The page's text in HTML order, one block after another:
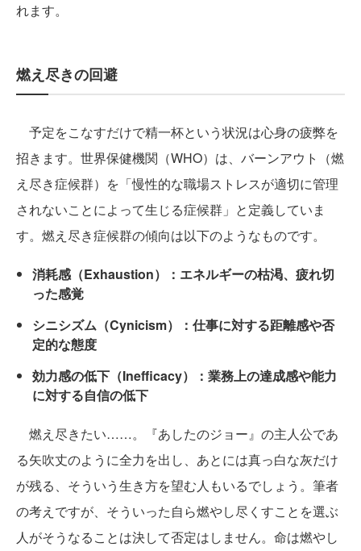
れます。
燃え尽きの回避
予定をこなすだけで精一杯という状況は心身の疲弊を
招きます。世界保健機関（WHO）は、バーンアウト（燃
え尽き症候群）を「慢性的な職場ストレスが適切に管理
されないことによって生じる症候群」と定義していま
す。燃え尽き症候群の傾向は以下のようなものです。
消耗感（Exhaustion）：エネルギーの枯渇、疲れ切
った感覚
シニシズム（Cynicism）：仕事に対する距離感や否
定的な態度
効力感の低下（Inefficacy）：業務上の達成感や能力
に対する自信の低下
燃え尽きたい……。『あしたのジョー』の主人公であ
る矢吹丈のように全力を出し、あとには真っ白な灰だけ
が残る、そういう生き方を望む人もいるでしょう。筆者
の考えですが、そういった自ら燃やし尽くすことを選ぶ
人がそうなることは決して否定はしません。命は燃やし